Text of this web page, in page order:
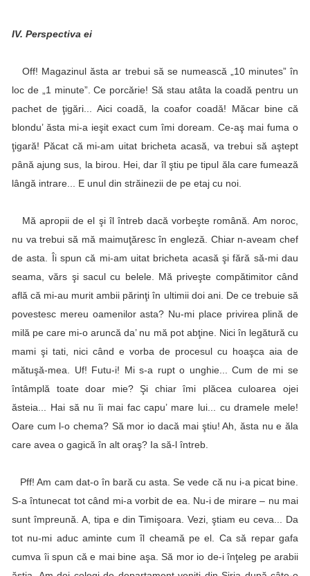
IV. Perspectiva ei
Off! Magazinul ăsta ar trebui să se numească „10 minutes” în
loc de „1 minute”. Ce porcărie! Să stau atâta la coadă pentru un
pachet de ţigări... Aici coadă, la coafor coadă! Măcar bine că
blondu’ ăsta mi-a ieşit exact cum îmi doream. Ce-aş mai fuma o
ţigară! Păcat că mi-am uitat bricheta acasă, va trebui să aştept
până ajung sus, la birou. Hei, dar îl ştiu pe tipul ăla care fumează
lângă intrare... E unul din străinezii de pe etaj cu noi.
Mă apropii de el şi îl întreb dacă vorbeşte română. Am noroc,
nu va trebui să mă maimuţăresc în engleză. Chiar n-aveam chef
de asta. Îi spun că mi-am uitat bricheta acasă şi fără să-mi dau
seama, vărs şi sacul cu belele. Mă priveşte compătimitor când
află că mi-au murit ambii părinţi în ultimii doi ani. De ce trebuie să
povestesc mereu oamenilor asta? Nu-mi place privirea plină de
milă pe care mi-o aruncă da’ nu mă pot abţine. Nici în legătură cu
mami şi tati, nici când e vorba de procesul cu hoaşca aia de
mătuşă-mea. Uf! Futu-i! Mi s-a rupt o unghie... Cum de mi se
întâmplă toate doar mie? Şi chiar îmi plăcea culoarea ojei
ăsteia... Hai să nu îi mai fac capu’ mare lui... cu dramele mele!
Oare cum l-o chema? Să mor io dacă mai ştiu! Ah, ăsta nu e ăla
care avea o gagică în alt oraş? Ia să-l întreb.
Pff! Am cam dat-o în bară cu asta. Se vede că nu i-a picat bine.
S-a întunecat tot când mi-a vorbit de ea. Nu-i de mirare – nu mai
sunt împreună. A, tipa e din Timişoara. Vezi, ştiam eu ceva... Da
tot nu-mi aduc aminte cum îl cheamă pe el. Ca să repar gafa
cumva îi spun că e mai bine aşa. Să mor io de-i înţeleg pe arabii